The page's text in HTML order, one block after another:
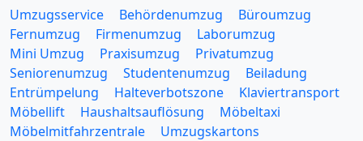
Umzugsservice Behördenumzug
Büroumzug
Fernumzug
Firmenumzug
Laborumzug
Mini Umzug
Praxisumzug
Privatumzug
Seniorenumzug
Studentenumzug
Beiladung
Entrümpelung
Halteverbotszone
Klaviertransport
Möbellift
Haushaltsauflösung
Möbeltaxi
Möbelmitfahrzentrale
Umzugskartons